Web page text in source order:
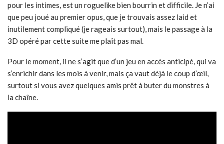
pour les intimes, est un roguelike bien bourrin et difficile. Je n’ai
que peu joué au premier opus, que je trouvais assez laid et
inutilement compliqué (je rageais surtout), mais le passage à la
3D opéré par cette suite me plaît pas mal.
Pour le moment, il ne s’agit que d’un jeu en accès anticipé, qui va
s’enrichir dans les mois à venir, mais ça vaut déjà le coup d’œil,
surtout si vous avez quelques amis prêt à buter du monstres à
la chaîne.